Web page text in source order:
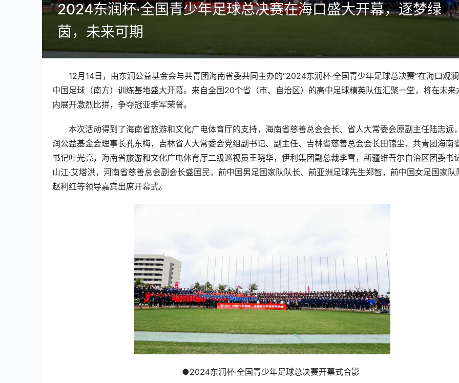
2024东润杯·全国青少年足球总决赛在海口盛大开幕，逐梦绿
茵，未来可期
12月14日，由东润公益基金会与共青团海南省委共同主办的“2024东润杯·全国青少年足球总决赛”在海口观澜
中国足球（南方）训练基地盛大开幕。来自全国20个省（市、自治区）的高中足球精英队伍汇聚一堂，将在未来
内展开激烈比拼，争夺冠亚季军荣誉。
本次活动得到了海南省旅游和文化广电体育厅的支持，海南省慈善总会会长、省人大常委会原副主任陆志远
润公益基金会理事长孔东梅，吉林省人大常委会党组副书记、副主任、吉林省慈善总会会长田锦尘，共青团海南
书记叶光亮，海南省旅游和文化广电体育厅二级巡视员王晓华，伊利集团副总裁李雪，新疆维吾尔自治区团委书
山江·艾塔洪，河南省慈善总会副会长盛国民，前中国男足国家队队长、前亚洲足球先生郑智，前中国女足国家队
赵利红等领导嘉宾出席开幕式。
●2024东润杯·全国青少年足球总决赛开幕式合影